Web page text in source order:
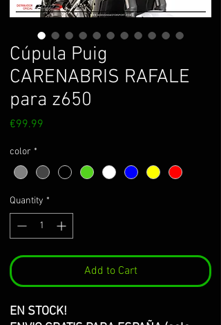
Cúpula Puig
CARENABRIS RAFALE
para z650
€99.99
color *
Quantity *
Add to Cart
EN STOCK!